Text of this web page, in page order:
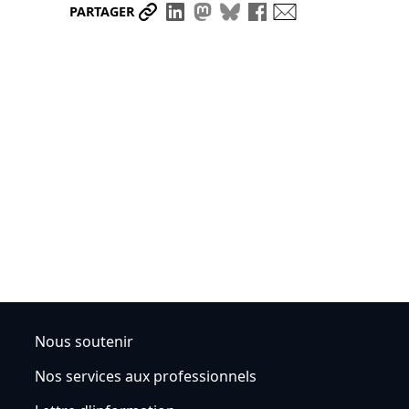
PARTAGER Partager le lien
Partager sur LinkedIn
Partager sur Mastodon
Partager sur Bluesky
Partager sur
Nous soutenir
Nos services aux professionnels